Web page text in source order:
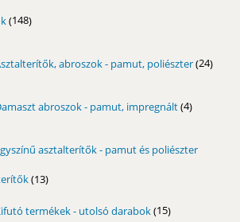
148
termék
abroszok - pamut, poliészter 24
abroszok - pamut, impregnált 4
termék
asztalterítők - pamut és poliészter
1313
termékek - utolsó darabok 15